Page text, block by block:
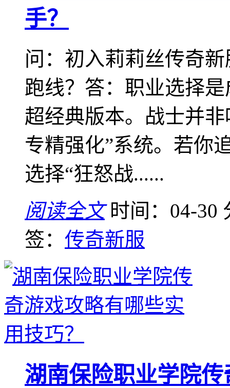
手？
问：初入莉莉丝传奇
跑线？答：职业选择
超经典版本。战士并
专精强化”系统。若你
选择“狂怒战......
阅读全文 时间：04-30
签： 传奇新服
湖南保险职业学院